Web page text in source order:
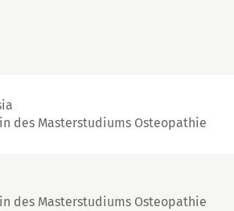
des Masterstudiums Osteopathie
des Masterstudiums Osteopathie